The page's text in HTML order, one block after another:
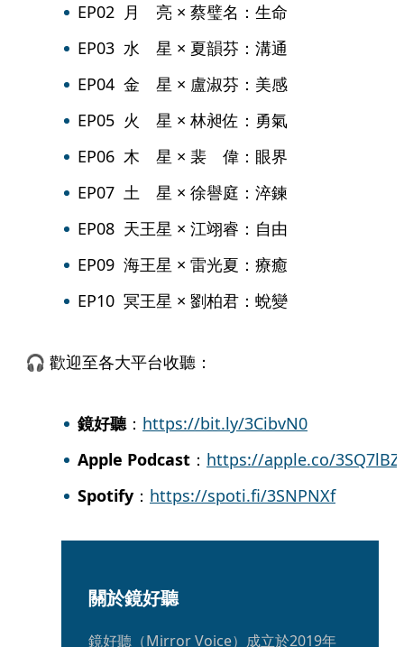
EP02  月　亮 × 蔡璧名：生命
EP03  水　星 × 夏韻芬：溝通
EP04  金　星 × 盧淑芬：美感
EP05  火　星 × 林昶佐：勇氣
EP06  木　星 × 裴　偉：眼界
EP07  土　星 × 徐譽庭：淬鍊
EP08  天王星 × 江翊睿：自由
EP09  海王星 × 雷光夏：療癒
EP10  冥王星 × 劉柏君：蛻變
🎧 歡迎至各大平台收聽：
鏡好聽： https://bit.ly/3CibvN0
Apple Podcast ： https://apple.co/3SQ7lBZ
Spotify ： https://spoti.fi/3SNPNXf
關於鏡好聽
鏡好聽（Mirror Voice）成立於2019年